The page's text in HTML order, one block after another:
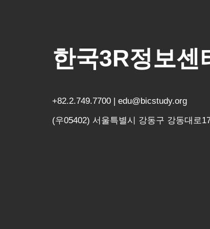
한국3R정보센
+82.2.749.7700 | edu@bicstudy.org
(우05402) 서울특별시 강동구 강동대로